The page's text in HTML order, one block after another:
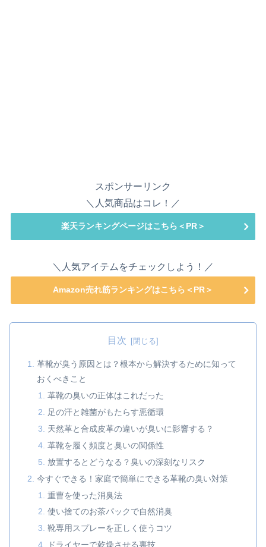
スポンサーリンク
＼人気商品はコレ！／
楽天ランキングページはこちら＜PR＞
＼人気アイテムをチェックしよう！／
Amazon売れ筋ランキングはこちら＜PR＞
目次
革靴が臭う原因とは？根本から解決するために知って
おくべきこと
革靴の臭いの正体はこれだった
足の汗と雑菌がもたらす悪循環
天然革と合成皮革の違いが臭いに影響する？
革靴を履く頻度と臭いの関係性
放置するとどうなる？臭いの深刻なリスク
今すぐできる！家庭で簡単にできる革靴の臭い対策
重曹を使った消臭法
使い捨てのお茶パックで自然消臭
靴専用スプレーを正しく使うコツ
ドライヤーで乾燥させる裏技